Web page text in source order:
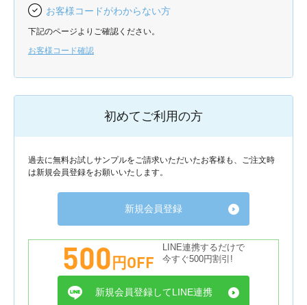
お客様コードがわからない方
下記のページよりご確認ください。
お客様コード確認
初めてご利用の方
過去に無料お試しサンプルをご請求いただいたお客様も、ご注文時
は新規会員登録をお願いいたします。
新規会員登録
500円OFF
LINE連携するだけで
今すぐ500円割引!
新規会員登録してLINE連携